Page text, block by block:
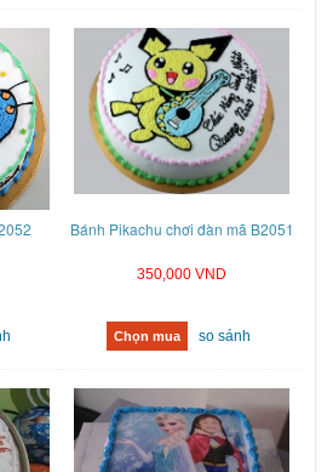
Bánh Pikachu chơi đàn mã B2051
350,000 VND
Chọn mua so sánh